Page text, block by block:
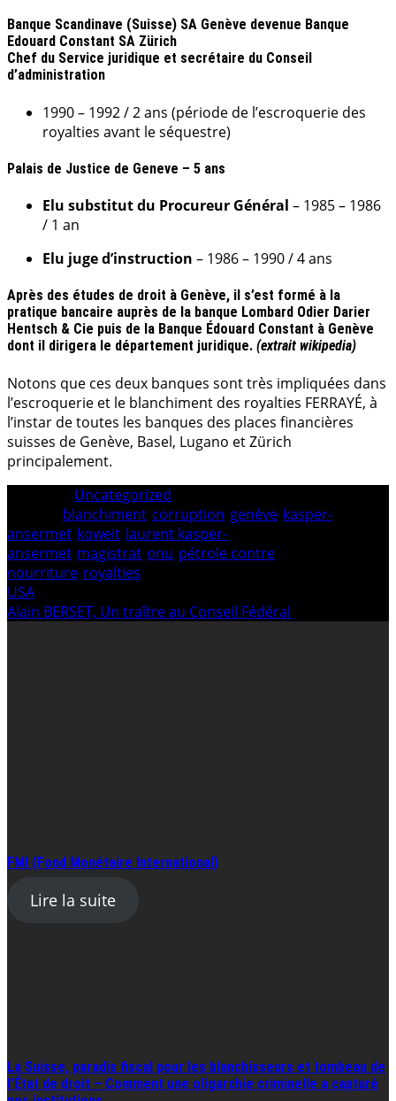
Banque Scandinave (Suisse) SA Genève devenue Banque
Edouard Constant SA Zürich
Chef du Service juridique et secrétaire du Conseil
d’administration
1990 – 1992 / 2 ans (période de l’escroquerie des
royalties avant le séquestre)
Palais de Justice de Geneve – 5 ans
Elu substitut du Procureur Général – 1985 – 1986
/ 1 an
Elu juge d’instruction – 1986 – 1990 / 4 ans
Après des études de droit à Genève, il s’est formé à la
pratique bancaire auprès de la banque Lombard Odier Darier
Hentsch & Cie puis de la Banque Édouard Constant à Genève
dont il dirigera le département juridique. (extrait wikipedia)
Notons que ces deux banques sont très impliquées dans
l’escroquerie et le blanchiment des royalties FERRAYÉ, à
l’instar de toutes les banques des places financières
suisses de Genève, Basel, Lugano et Zürich
principalement.
Uncategorized
blanchiment corruption genève kasper-
ansermet koweit laurent kasper-
ansermet magistrat onu pétrole contre
nourriture royalties
Navigation
de
Previous
post:
USA
Next
Alain BERSET, Un traître au Conseil Fédéral
FMI (Fond Monétaire International)
Lire la suite
La Suisse, paradis fiscal pour les blanchisseurs et tombeau de
l’État de droit – Comment une oligarchie criminelle a capturé